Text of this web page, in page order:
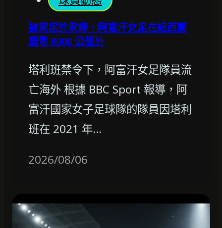
被禁足於家鄉，阿富汗女足在紐西蘭
重聚 8000 公里外
塔利班禁令下，阿富汗女足隊員流
亡海外 根據 BBC Sport 報導，阿
富汗國家女子足球隊的隊員因塔利
班在 2021 年…
2026/08/06